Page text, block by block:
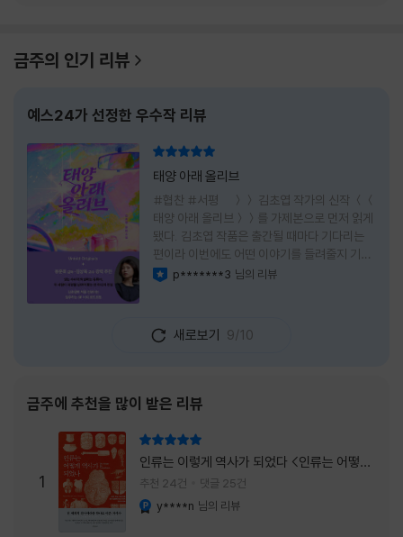
금주의 인기 리뷰
예스24가 선정한 우수작 리뷰
태양 아래 올리브
#협찬 #서평 ＞＞ 김초엽 작가의 신작 ＜＜
태양 아래 올리브＞＞를 가제본으로 먼저 읽게
됐다. 김초엽 작품은 출간될 때마다 기다리는
편이라 이번에도 어떤 이야기를 들려줄지 기대
가 컸다. 스포일러 없이 읽는 것이 가장 재미있
그 선택이 정말 잘한 일이었다. 첫 장부터 평범
하지 않았다. 사라진 누군가에게 보내는 메일로
흔적을 따라 낯선 나라를 여행하게 된다는 설정
이 무더운 여름을 벗어나는 피서처럼 흥미롭기
만 하다. 처음에는 단순한 추적 이야기인 줄 알
았는데, 읽을수록 전혀 다른 방향으로 흘러간
다. '왜 이런 일이 벌어졌을까?', '이 사람이 정
말 믿어도
p*******3 님의 리뷰
새로보기 9/10
금주에 추천을 많이 받은 리뷰
1
인류는 이렇게 역사가 되었다 <인류는 어떻게
역사가 되었나>
추천 24건 댓글 25건
y****n 님의 리뷰